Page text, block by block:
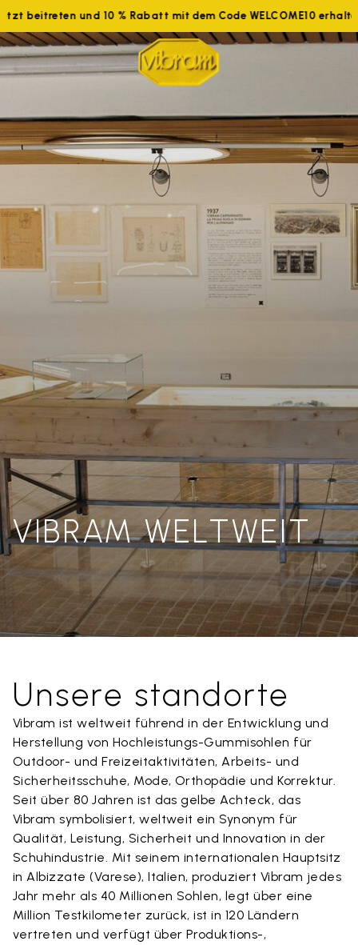
Jetzt beitreten und 10 % Rabatt mit dem Code WELCOME10
VIBRAM WELTWEIT
Unsere standorte
Vibram ist weltweit führend in der Entwicklung und
Herstellung von Hochleistungs-Gummisohlen für
Outdoor- und Freizeitaktivitäten, Arbeits- und
Sicherheitsschuhe, Mode, Orthopädie und Korrektur.
Seit über 80 Jahren ist das gelbe Achteck, das
Vibram symbolisiert, weltweit ein Synonym für
Qualität, Leistung, Sicherheit und Innovation in der
Schuhindustrie. Mit seinem internationalen Hauptsitz
in Albizzate (Varese), Italien, produziert Vibram jedes
Jahr mehr als 40 Millionen Sohlen, legt über eine
Million Testkilometer zurück, ist in 120 Ländern
vertreten und verfügt über Produktions-,